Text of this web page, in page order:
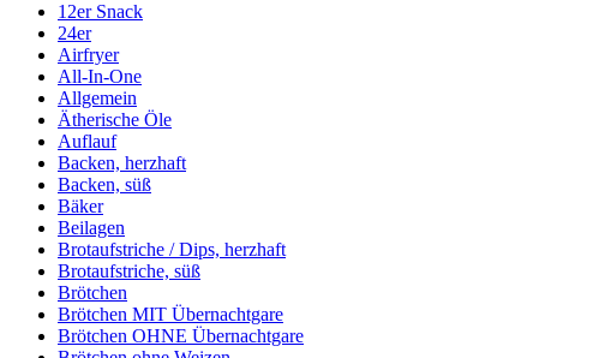
12er Snack
24er
Airfryer
All-In-One
Allgemein
Ätherische Öle
Auflauf
Backen, herzhaft
Backen, süß
Bäker
Beilagen
Brotaufstriche / Dips, herzhaft
Brotaufstriche, süß
Brötchen
Brötchen MIT Übernachtgare
Brötchen OHNE Übernachtgare